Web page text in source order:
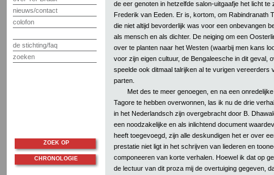
nieuws/contact
colofon
de stichting/faq
zoeken
de eer genoten in hetzelfde salon-uitgaafje het licht te
Frederik van Eeden. Er is, kortom, om Rabindranath
die niet altijd bevorderlijk was voor een onbevangen
als mensch en als dichter. De neiging om een
over te planten naar het Westen (waarbij men kans
voor zijn eigen cultuur, de Bengaleesche in dit geval,
speelde ook ditmaal talrijken al te vurigen vereerders
parten.
Met des te meer genoegen, en na een
Tagore te hebben overwonnen, las ik nu de drie
in het Nederlandsch zijn overgebracht door B.
een noodzakelijke en als inlichtend document
heeft toegevoegd, zijn alle deskundigen het er over
prestatie niet ligt in het schrijven van liederen en
componeeren van korte verhalen. Hoewel ik dat op
de lectuur van dit proza mij de overtuiging gegeven,
ZOEK OP
CHRONOLOGIE